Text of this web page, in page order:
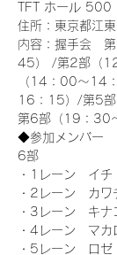
TFT ホール 500
住所：東京都江
内容：握手会　
45） /第2部（
（14：00～14
16：15）/第5
第6部（19：30
◆参加メンバー
6部
・1レーン　イチ
・2レーン　カワ
・3レーン　キナ
・4レーン　マカ
・5レーン　ロゼ